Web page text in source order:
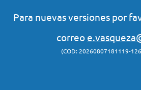
Para nuevas versiones por
correo
(COD: 20260807181119-